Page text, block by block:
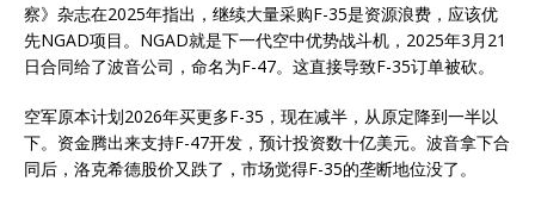
察》杂志在2025年指出，继续大量采购F-35是资源浪费，应该优
先NGAD项目。NGAD就是下一代空中优势战斗机，2025年3月21
日合同给了波音公司，命名为F-47。这直接导致F-35订单被砍。
空军原本计划2026年买更多F-35，现在减半，从原定降到一半以
下。资金腾出来支持F-47开发，预计投资数十亿美元。波音拿下合
同后，洛克希德股价又跌了，市场觉得F-35的垄断地位没了。